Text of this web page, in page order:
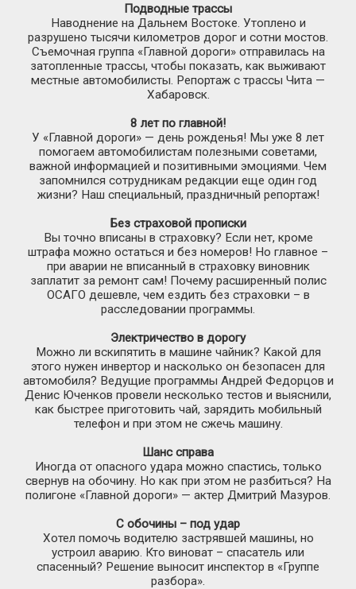
Подводные трассы
Наводнение на Дальнем Востоке. Утоплено и
разрушено тысячи километров дорог и сотни мостов.
Съемочная группа «Главной дороги» отправилась на
затопленные трассы, чтобы показать, как выживают
местные автомобилисты. Репортаж с трассы Чита —
Хабаровск.
8 лет по главной!
У «Главной дороги» — день рожденья! Мы уже 8 лет
помогаем автомобилистам полезными советами,
важной информацией и позитивными эмоциями. Чем
запомнился сотрудникам редакции еще один год
жизни? Наш специальный, праздничный репортаж!
Без страховой прописки
Вы точно вписаны в страховку? Если нет, кроме
штрафа можно остаться и без номеров! Но главное –
при аварии не вписанный в страховку виновник
заплатит за ремонт сам! Почему расширенный полис
ОСАГО дешевле, чем ездить без страховки – в
расследовании программы.
Электричество в дорогу
Можно ли вскипятить в машине чайник? Какой для
этого нужен инвертор и насколько он безопасен для
автомобиля? Ведущие программы Андрей Федорцов и
Денис Юченков провели несколько тестов и выяснили,
как быстрее приготовить чай, зарядить мобильный
телефон и при этом не сжечь машину.
Шанс справа
Иногда от опасного удара можно спастись, только
свернув на обочину. Но как при этом не разбиться? На
полигоне «Главной дороги» — актер Дмитрий Мазуров.
С обочины – под удар
Хотел помочь водителю застрявшей машины, но
устроил аварию. Кто виноват – спасатель или
спасенный? Решение выносит инспектор в «Группе
разбора».